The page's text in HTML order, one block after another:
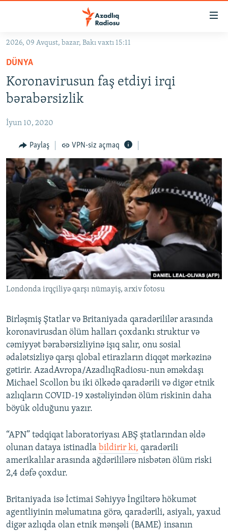
Əsas
qayıt
Əsas
naviqasiyaya
qayıt
Axtarışa
keç
KORRUPSIOMETR
FƏRQƏ BAX
QANUNI DOĞRU
ARAŞDIRMA
MULTIMEDIA
VIDEO
FOTOQALEREYA
İNFOQRAFIKA
KARIKATURA
RADIO ARXIV
OXU ZALI
AZƏRBAYCAN ƏDƏBIYYATI KITABXANASI
İSLAM VƏ DEMOKRATIYA
İZ - MƏDƏNIYYƏT PROQRAMI
HAQQIMIZDA
MISSIYAMIZ
PEŞƏ ETIKASI VƏ JURNALISTIKA STANDARTLARIMIZ
MATERIALLARIMIZDAN ISTIFADƏ
AZADLIQRADIOSU MOBIL TELEFONUNUZDA
XƏBƏR BÜLLETENLƏRIMIZ
BIZI IZLƏ
RFE/RL-in bütün saytları
2026, 09 Avqust, bazar, Bakı vaxtı 15:11
DÜNYA
Koronavirusun faş etdiyi irqi
bərabərsizlik
İyun 10, 2020
Paylaş VPN-siz açmaq
Londonda irqçiliyə qarşı nümayiş, arxiv fotosu
Birləşmiş Ştatlar və Britaniyada qaradərililər arasında
koronavirusdan ölüm halları çoxdankı struktur və
cəmiyyət bərabərsizliyinə işıq salır, onu sosial
ədalətsizliyə qarşı qlobal etirazların diqqət mərkəzinə
gətirir. AzadAvropa/AzadlıqRadiosu-nun əməkdaşı
Michael Scollon bu iki ölkədə qaradərili və digər etnik
azlıqların COVID-19 xəstəliyindən ölüm riskinin daha
böyük olduğunu yazır.
“APN” tədqiqat laboratoriyası ABŞ ştatlarından əldə
olunan dataya istinadla bildirir ki, qaradərili
amerikalılar arasında ağdərililərə nisbətən ölüm riski
2,4 dəfə çoxdur.
Britaniyada isə İctimai Səhiyyə İngiltərə hökumət
agentliyinin məlumatına görə, qaradərili, asiyalı, yaxud
digər azlıqda olan etnik mənşəli (BAME) insanın